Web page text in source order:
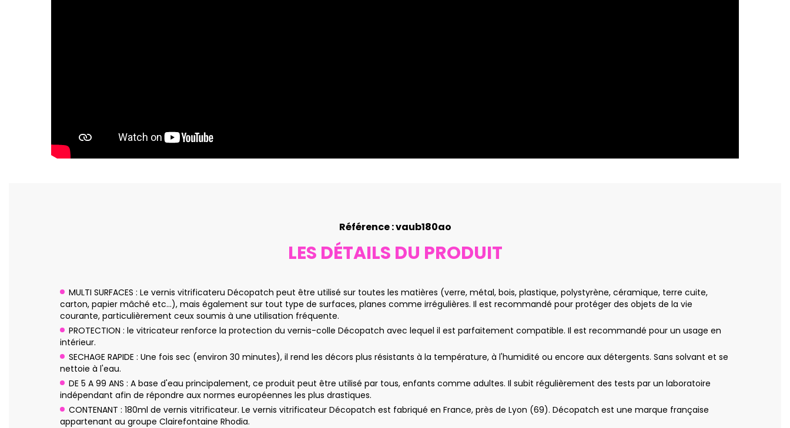
Référence : vaub180ao
LES DÉTAILS DU PRODUIT
MULTI SURFACES : Le vernis vitrificateru Décopatch peut être utilisé sur toutes les matières (verre, métal, bois, plastique, polystyrène, céramique, terre cuite,
carton, papier mâché etc…), mais également sur tout type de surfaces, planes comme irrégulières. Il est recommandé pour protéger des objets de la vie
courante, particulièrement ceux soumis à une utilisation fréquente.
PROTECTION : le vitricateur renforce la protection du vernis-colle Décopatch avec lequel il est parfaitement compatible. Il est recommandé pour un usage en
intérieur.
SECHAGE RAPIDE : Une fois sec (environ 30 minutes), il rend les décors plus résistants à la température, à l'humidité ou encore aux détergents. Sans solvant et se
nettoie à l'eau.
DE 5 A 99 ANS : A base d'eau principalement, ce produit peut être utilisé par tous, enfants comme adultes. Il subit régulièrement des tests par un laboratoire
indépendant afin de répondre aux normes européennes les plus drastiques.
CONTENANT : 180ml de vernis vitrificateur. Le vernis vitrificateur Décopatch est fabriqué en France, près de Lyon (69). Décopatch est une marque française
appartenant au groupe Clairefontaine Rhodia.